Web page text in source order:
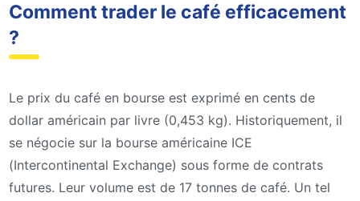
Comment trader le café efficacement
?
Le prix du café en bourse est exprimé en cents de
dollar américain par livre (0,453 kg). Historiquement, il
se négocie sur la bourse américaine ICE
(Intercontinental Exchange) sous forme de contrats
futures. Leur volume est de 17 tonnes de café. Un tel